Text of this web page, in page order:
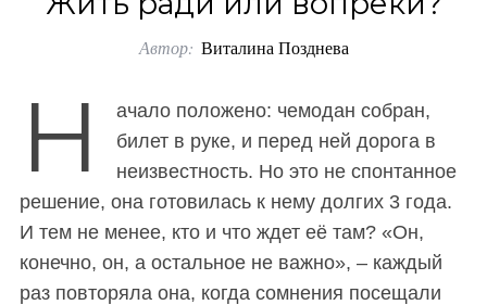
Автор: Виталина Позднева
Н
ачало положено: чемодан собран,
билет в руке, и перед ней дорога в
неизвестность. Но это не спонтанное
решение, она готовилась к нему долгих 3 года.
И тем не менее, кто и что ждет её там? «Он,
конечно, он, а остальное не важно», – каждый
раз повторяла она, когда сомнения посещали